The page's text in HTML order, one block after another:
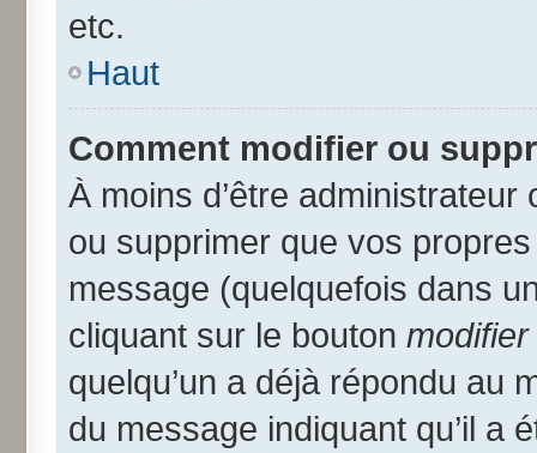
etc.
Haut
Comment modifier ou
À moins d’être
ou supprimer que vos
message (quelquefois dans
cliquant sur le bouton modifier
quelqu’un a déjà répondu au
du message indiquant qu’il a